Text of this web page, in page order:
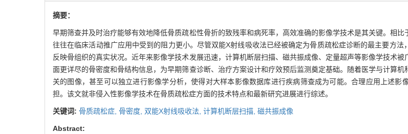
摘要：
早期筛查并及时治疗能够有效地降低骨质疏松性骨折的致残率和病死率，高效准确的影像学技术是其关键。相
往往在临床活动推广应用中受到的阻力更小。尽管双能X射线吸收法已经被确定为骨质疏松症诊断的最主要方
反映骨组织的真实状况。近年来影像学技术发展迅速，计算机断层扫描、磁共振成像、定量超声等影像学技术
面更详尽的骨密度和骨结构信息，为早期筛查诊断、治疗方案设计和疗效预后监测奠定基础。随着医学与计算
关的图像，甚至可以独立进行影像学分析，使得对大样本影像数据库进行疾病筛查成为可能。合理应用上述影
担。该文就非侵入性影像学技术在骨质疏松症方面的技术特点和最新研究进展进行综述。
关键词: 骨质疏松症, 骨密度, 双能X射线吸收法, 计算机断层扫描, 磁共振成像
Abstract: